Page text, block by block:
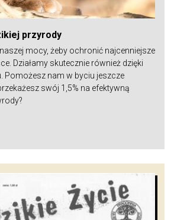
przyrody
mocy, żeby ochronić najcenniejsze
Działamy skutecznie również dzięki
Pomożesz nam w byciu jeszcze
swój 1,5% na efektywną